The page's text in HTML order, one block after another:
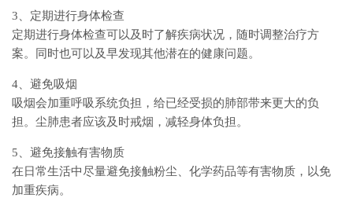
3、定期进行身体检查
定期进行身体检查可以及时了解疾病状况，随时调整治疗方
案。同时也可以及早发现其他潜在的健康问题。
4、避免吸烟
吸烟会加重呼吸系统负担，给已经受损的肺部带来更大的负
担。尘肺患者应该及时戒烟，减轻身体负担。
5、避免接触有害物质
在日常生活中尽量避免接触粉尘、化学药品等有害物质，以免
加重疾病。